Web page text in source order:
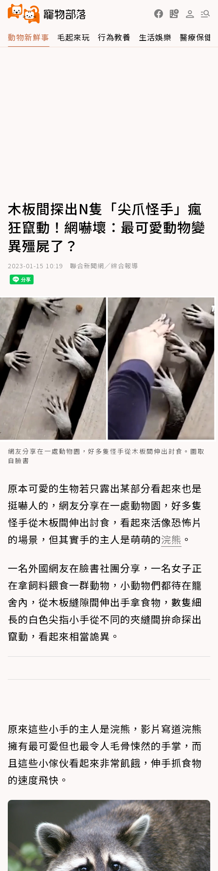
動物新鮮事 毛起來玩 行為教養 生活娛樂 醫療保健
木板間探出N隻「尖爪怪手」瘋
狂竄動！網嚇壞：最可愛動物變
異殭屍了？
2023-01-15 10:19 聯合新聞網／綜合報導
網友分享在一處動物園，好多隻怪手從木板間伸出討食。圖取
自臉書
原本可愛的生物若只露出某部分看起來也是
挺嚇人的，網友分享在一處動物園，好多隻
怪手從木板間伸出討食，看起來活像恐怖片
的場景，但其實手的主人是萌萌的浣熊 。
一名外國網友在臉書社團分享，一名女子正
在拿飼料餵食一群動物，小動物們都待在籠
舍內，從木板縫隙間伸出手拿食物，數隻細
長的白色尖指小手從不同的夾縫間拚命探出
竄動，看起來相當詭異。
原來這些小手的主人是浣熊，影片寫道浣熊
擁有最可愛但也最令人毛骨悚然的手掌，而
且這些小傢伙看起來非常飢餓，伸手抓食物
的速度飛快。